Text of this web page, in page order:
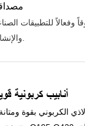
وفعالاً للتطبيقات
أنابيب كربونية
الكربوني بقوة